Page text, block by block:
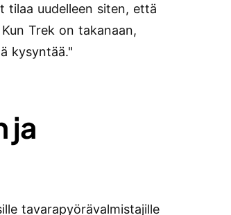
tilaa uudelleen siten, että
Trek on takanaan,
kysyntää."
ja
tavarapyörävalmistajille